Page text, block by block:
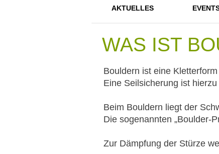
AKTUELLES
WAS IST
Bouldern ist eine
Eine Seilsicherung ist
Beim Bouldern liegt der
Die sogenannten „Boulder-
Zur Dämpfung der Stürze